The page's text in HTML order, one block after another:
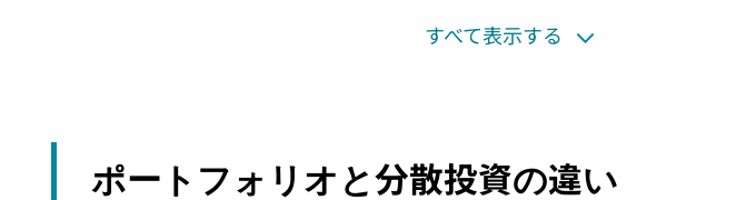
メリット③：他人資本を活用して手持ち資金以上の資産を運用できる
すべて表示する
ポートフォリオと分散投資の違い